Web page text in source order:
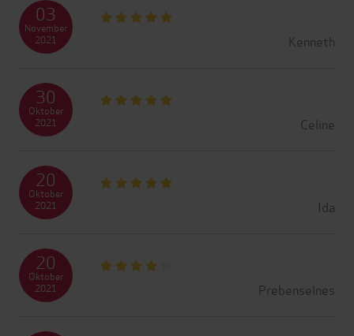
Kenneth
03
November
2021
Celine
30
Oktober
2021
Ida
20
Oktober
2021
Prebenselnes
20
Oktober
2021